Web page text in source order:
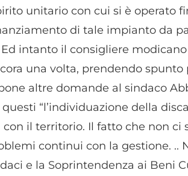
unitario con cui si è operato
di tale impianto da
Ed intanto il consigliere
una volta, prendendo
altre domande al sindaco
“l’individuazione della
il territorio. Il fatto che non ci
continui con la gestione. ..
e la Soprintendenza ai Beni